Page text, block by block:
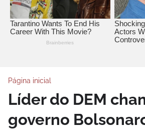
Página inicial
Líder do DEM
governo